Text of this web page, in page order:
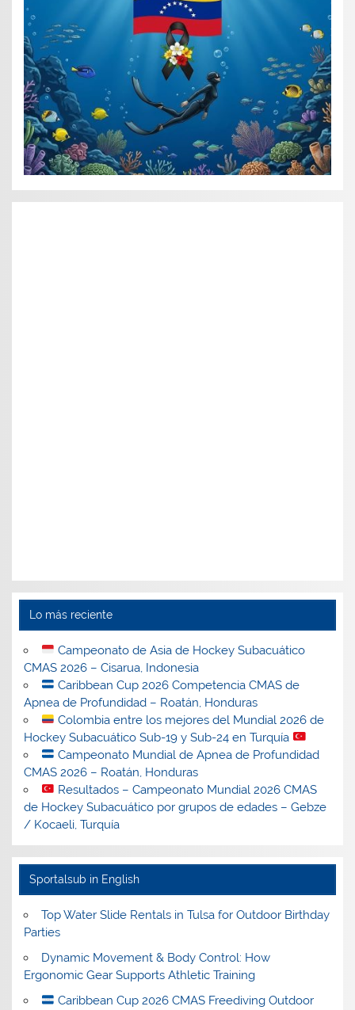
Lo más reciente
Campeonato de Asia de Hockey Subacuático
CMAS 2026 – Cisarua, Indonesia
Caribbean Cup 2026 Competencia CMAS de
Apnea de Profundidad – Roatán, Honduras
Colombia entre los mejores del Mundial 2026 de
Hockey Subacuático Sub-19 y Sub-24 en Turquía
Campeonato Mundial de Apnea de Profundidad
CMAS 2026 – Roatán, Honduras
Resultados – Campeonato Mundial 2026 CMAS
de Hockey Subacuático por grupos de edades – Gebze
/ Kocaeli, Turquía
Sportalsub in English
Top Water Slide Rentals in Tulsa for Outdoor Birthday
Parties
Dynamic Movement & Body Control: How
Ergonomic Gear Supports Athletic Training
Caribbean Cup 2026 CMAS Freediving Outdoor